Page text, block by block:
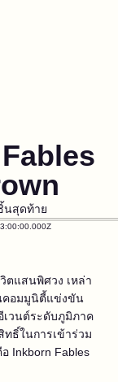
นสุดท้าย
ตแสนพิศวง เหล่า
คอมมูนิตี้แข่งขัน
เวนต์ระดับภูมิภาค
ทธิ์ในการเข้าร่วม
Inkborn Fables